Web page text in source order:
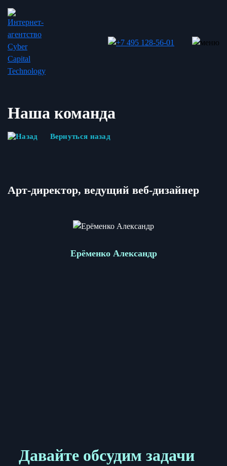
Наша команда
Вернуться назад
Арт-директор, ведущий веб-дизайнер
Ерёменко Александр
Давайте обсудим задачи